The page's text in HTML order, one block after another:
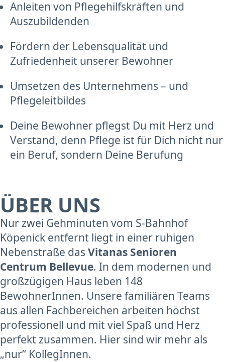
Anleiten von Pflegehilfskräften und
Auszubildenden
Fördern der Lebensqualität und
Zufriedenheit unserer Bewohner
Umsetzen des Unternehmens – und
Pflegeleitbildes
Deine Bewohner pflegst Du mit Herz und
Verstand, denn Pflege ist für Dich nicht nur
ein Beruf, sondern Deine Berufung
ÜBER UNS
Nur zwei Gehminuten vom S-Bahnhof
Köpenick entfernt liegt in einer ruhigen
Nebenstraße das Vitanas Senioren
Centrum Bellevue. In dem modernen und
großzügigen Haus leben 148
BewohnerInnen. Unsere familiären Teams
aus allen Fachbereichen arbeiten höchst
professionell und mit viel Spaß und Herz
perfekt zusammen. Hier sind wir mehr als
„nur“ KollegInnen.